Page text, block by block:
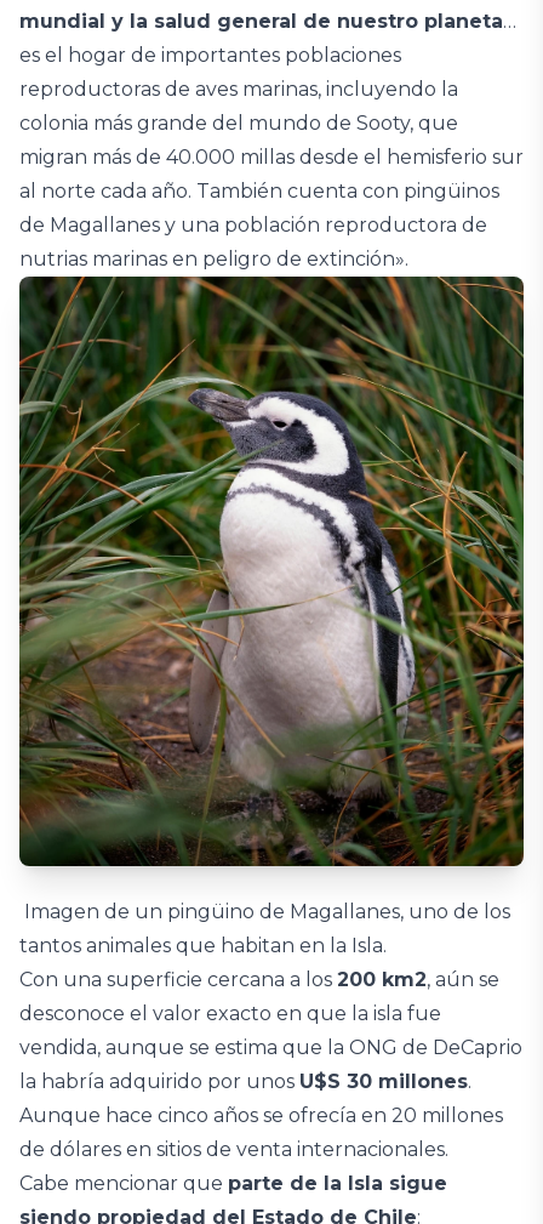
mundial y la salud general de nuestro planeta…
es el hogar de importantes poblaciones
reproductoras de aves marinas, incluyendo la
colonia más grande del mundo de Sooty, que
migran más de 40.000 millas desde el hemisferio sur
al norte cada año. También cuenta con pingüinos
de Magallanes y una población reproductora de
nutrias marinas en peligro de extinción».
Imagen de un pingüino de Magallanes, uno de los
tantos animales que habitan en la Isla.
Con una superficie cercana a los 200 km2, aún se
desconoce el valor exacto en que la isla fue
vendida, aunque se estima que la ONG de DeCaprio
la habría adquirido por unos U$S 30 millones.
Aunque hace cinco años se ofrecía en 20 millones
de dólares en sitios de venta internacionales.
Cabe mencionar que parte de la Isla sigue
siendo propiedad del Estado de Chile: